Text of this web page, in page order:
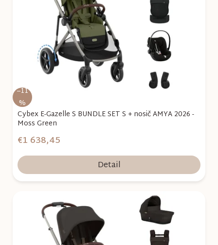
–11
%
Cybex E-Gazelle S BUNDLE SET S + nosič AMYA 2026 -
Moss Green
€1 638,45
Detail